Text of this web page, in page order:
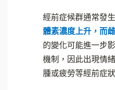
經前症候群通常發
體素濃度上升，而
的變化可能進一步
機制，因此出現情
腫或疲勞等經前症狀